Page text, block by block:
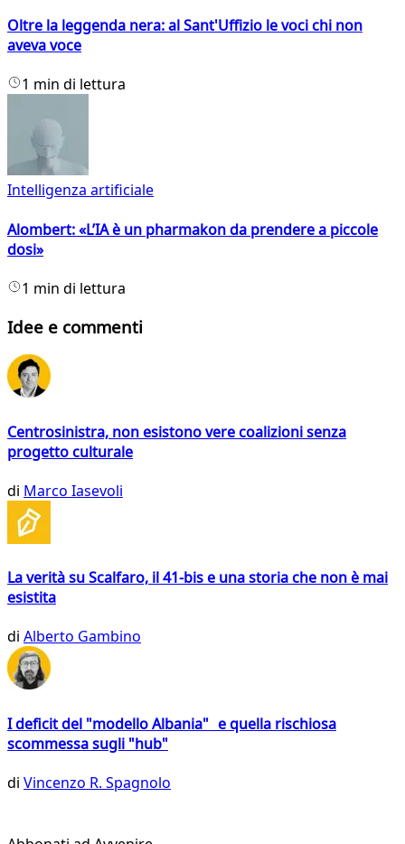
Oltre la leggenda nera: al Sant'Uffizio le voci chi non
aveva voce
1 min di lettura
Intelligenza artificiale
Alombert: «L’IA è un pharmakon da prendere a piccole
dosi»
1 min di lettura
Idee e commenti
Centrosinistra, non esistono vere coalizioni senza
progetto culturale
di Marco Iasevoli
La verità su Scalfaro, il 41-bis e una storia che non è mai
esistita
di Alberto Gambino
I deficit del "modello Albania" e quella rischiosa
scommessa sugli "hub"
di Vincenzo R. Spagnolo